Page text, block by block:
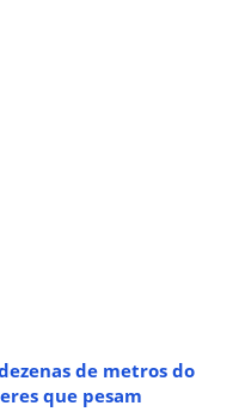
de metros do
que pesam